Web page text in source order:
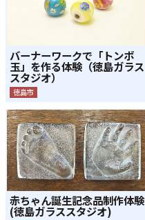
バーナーワークで「トンボ
玉」を作る体験（徳島ガラス
スタジオ）
徳島市
赤ちゃん誕生記念品制作体験
(徳島ガラススタジオ)